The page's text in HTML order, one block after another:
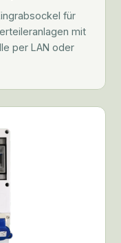
für
mit
per LAN oder